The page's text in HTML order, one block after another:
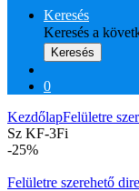
Keresés
Keresés a
Keresés
0
KezdőlapFelületre
Sz KF-3Fi
-25%
Felületre szerehető